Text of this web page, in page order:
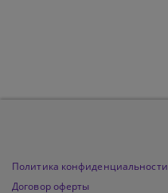
Политика конфиденциальности
Договор оферты